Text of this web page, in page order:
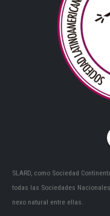
SLARD, como Sociedad
todas las Sociedades
nexo natural entre ellas.